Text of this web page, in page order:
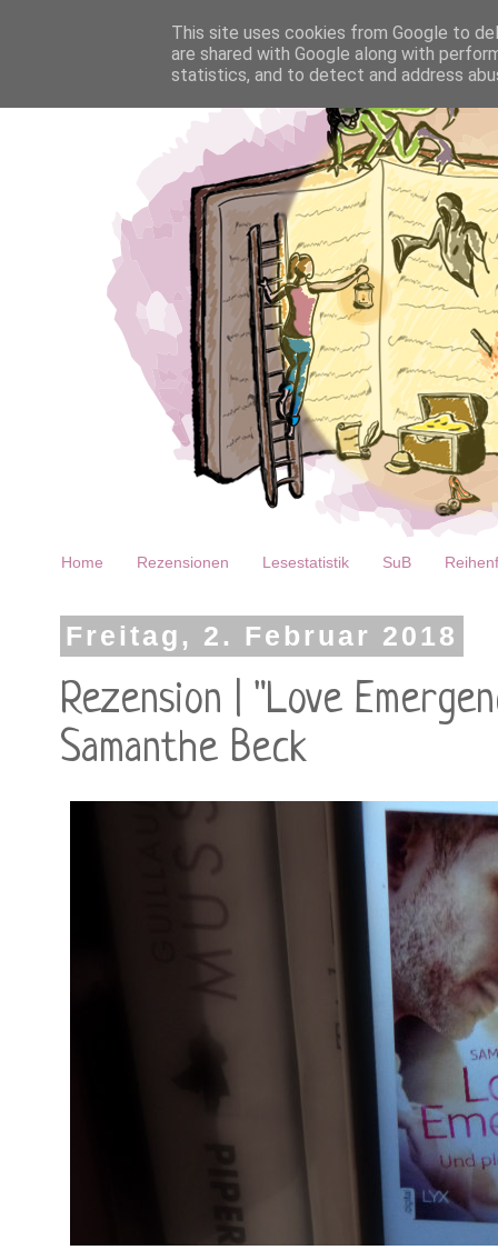
Home Rezensionen Lesestatistik SuB
Freitag, 2. Februar 2018
Rezension | "Love
Samanthe Beck
This site uses cookies from Google to
are shared with Google along with
statistics, and to detect and address